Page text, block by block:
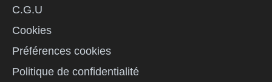
C.G.U
Cookies
Préférences cookies
Politique de confidentialité